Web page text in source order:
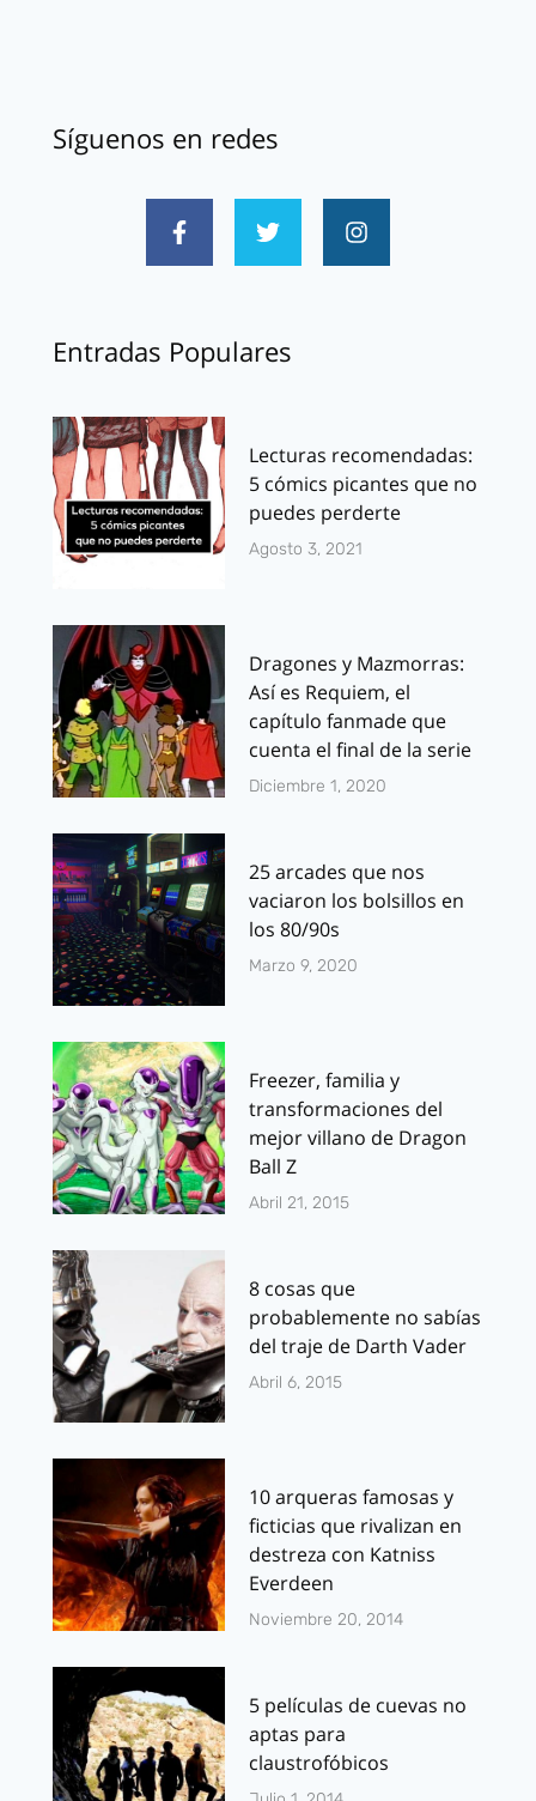
Síguenos en redes
Entradas Populares
Lecturas recomendadas:
5 cómics picantes que no
puedes perderte
Agosto 3, 2021
Dragones y Mazmorras:
Así es Requiem, el
capítulo fanmade que
cuenta el final de la serie
Diciembre 1, 2020
25 arcades que nos
vaciaron los bolsillos en
los 80/90s
Marzo 9, 2020
Freezer, familia y
transformaciones del
mejor villano de Dragon
Ball Z
Abril 21, 2015
8 cosas que
probablemente no sabías
del traje de Darth Vader
Abril 6, 2015
10 arqueras famosas y
ficticias que rivalizan en
destreza con Katniss
Everdeen
Noviembre 20, 2014
5 películas de cuevas no
aptas para
claustrofóbicos